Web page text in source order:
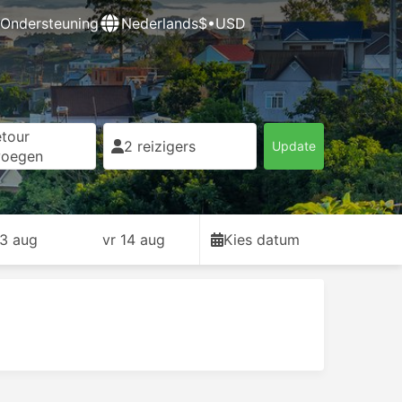
Ondersteuning Nederlands$•USD
2 reizigers Update
aug vr 14 aug Kies datum